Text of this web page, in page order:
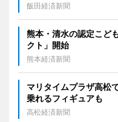
飯田経済新聞
熊本・清水の認定こど
クト」開始
熊本経済新聞
マリタイムプラザ高松
乗れるフィギュアも
高松経済新聞